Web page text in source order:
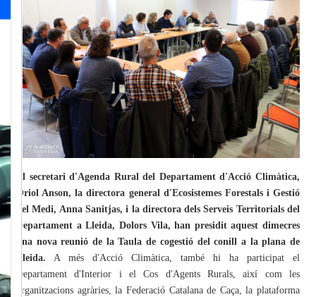
El secretari d'Agenda Rural del Departament d'Acció Climàtica,
Oriol Anson, la directora general d'Ecosistemes Forestals i Gestió
del Medi, Anna Sanitjas, i la directora dels Serveis Territorials del
Departament a Lleida, Dolors Vila, han presidit aquest dimecres
una nova reunió de la Taula de cogestió del conill a la plana de
Lleida. A més d'Acció Climàtica, també hi ha participat el
Departament d'Interior i el Cos d'Agents Rurals, així com les
organitzacions agràries, la Federació Catalana de Caça, la plataforma